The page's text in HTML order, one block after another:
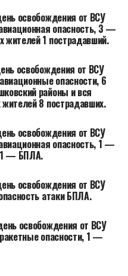
освобождения от ВСУ
опасность, 3 —
1 пострадавший.
освобождения от ВСУ
опасности, 6
районы и вся
8 пострадавших.
освобождения от ВСУ
опасность, 1 —
1 — БПЛА.
освобождения от ВСУ
атаки БПЛА.
освобождения от ВСУ
опасности, 1 —